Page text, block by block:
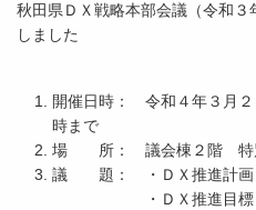
秋田県ＤＸ戦略本部会議（令和
しました
開催日時： 令和４年３月２
時まで
場 所： 議会棟２階 特
議 題： ・ＤＸ推進計画
・ＤＸ推進目標（プ